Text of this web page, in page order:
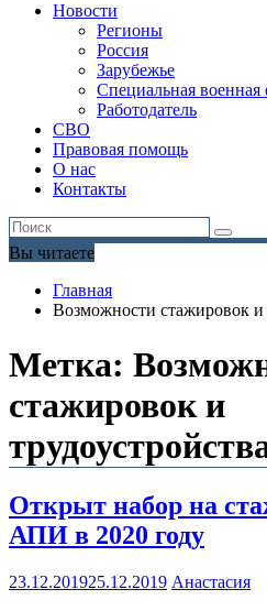
Новости
Регионы
Россия
Зарубежье
Специальная военная
Работодатель
СВО
Правовая помощь
О нас
Контакты
Вы читаете
Главная
Возможности стажировок и
Метка:
стажировок и
Открыт набор на
АПИ в 2020 году
23.12.201925.12.2019 Анастасия